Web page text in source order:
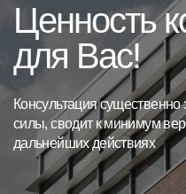
Ценность
для Вас!
Консультация
силы, сводит к минимум
дальнейших действиях